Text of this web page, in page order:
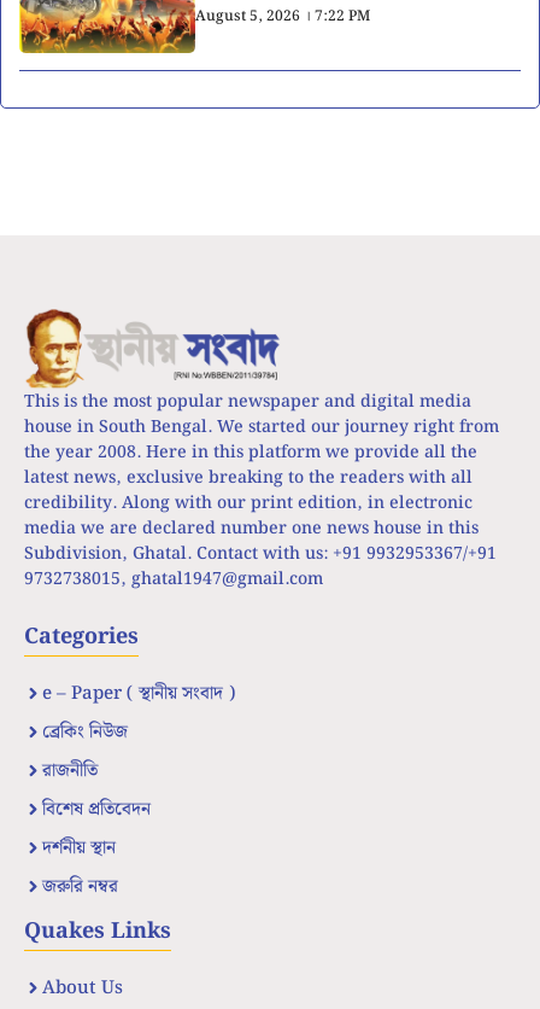
August 5, 2026 । 7:22 PM
This is the most popular newspaper and digital media
house in South Bengal. We started our journey right from
the year 2008. Here in this platform we provide all the
latest news, exclusive breaking to the readers with all
credibility. Along with our print edition, in electronic
media we are declared number one news house in this
Subdivision, Ghatal. Contact with us: +91 9932953367/+91
9732738015, ghatal1947@gmail.com
Categories
e – Paper ( স্থানীয় সংবাদ )
ব্রেকিং নিউজ
রাজনীতি
বিশেষ প্রতিবেদন
দর্শনীয় স্থান
জরুরি নম্বর
Quakes Links
About Us